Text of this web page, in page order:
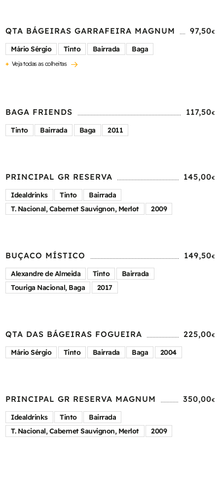
QTA BÁGEIRAS GARRAFEIRA MAGNUM 97,50€
Mário Sérgio Tinto Bairrada Baga
+ Veja todas as colheitas
BAGA FRIENDS 117,50€
Tinto Bairrada Baga 2011
PRINCIPAL GR RESERVA 145,00€
Idealdrinks Tinto
Bairrada
T. Nacional, Cabernet Sauvignon, Merlot
2009
BUÇACO MÍSTICO 149,50€
Alexandre de Almeida Tinto
Bairrada
Touriga Nacional, Baga
2017
QTA DAS BÁGEIRAS FOGUEIRA 225,00€
Mário Sérgio Tinto Bairrada Baga 2004
PRINCIPAL GR RESERVA MAGNUM 350,00€
Idealdrinks Tinto
Bairrada
T. Nacional, Cabernet Sauvignon, Merlot
2009